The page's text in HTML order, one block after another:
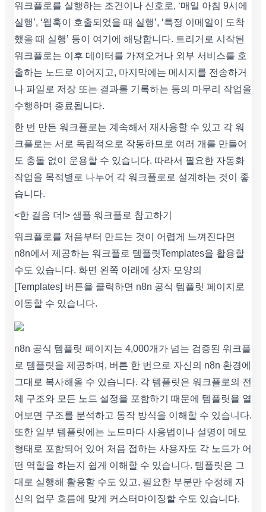
워크플로를 실행하는 조건이나 신호로, ‘매일 아침 9시에
실행’, ‘웹훅이 호출되었을 때 실행’, ‘특정 이메일이 도착
했을 때 실행’ 등이 여기에 해당합니다. 트리거로 시작된
워크플로는 이후 데이터를 가져오거나 외부 서비스를 호
출하는 노드로 이어지고, 마지막에는 메시지를 전송하거
나 파일로 저장 또는 결과를 기록하는 등의 마무리 작업을
수행하며 종료됩니다.
한 번 만든 워크플로는 계속해서 재사용할 수 있고 각 워
크플로는 서로 독립적으로 작동하므로 여러 개를 만들어
도 충돌 없이 운용할 수 있습니다. 따라서 필요한 자동화
작업을 목적별로 나누어 각 워크플로로 설계하는 것이 좋
습니다.
<한 걸음 더!> 샘플 워크플로 참고하기
워크플로를 처음부터 만드는 것이 어렵게 느껴진다면
n8n에서 제공하는 워크플로 템플릿Templates을 활용할
수도 있습니다. 화면 왼쪽 아래에 상자 모양의
[Templates] 버튼을 클릭하면 n8n 공식 템플릿 페이지로
이동할 수 있습니다.
n8n 공식 템플릿 페이지는 4,000개가 넘는 검증된 워크플
로 템플릿을 제공하며, 버튼 한 번으로 자신의 n8n 환경에
그대로 복사해올 수 있습니다. 각 템플릿은 워크플로의 전
체 구조와 모든 노드 설정을 포함하기 때문에 템플릿을 열
어보면 구조를 분석하고 동작 방식을 이해할 수 있습니다.
또한 일부 템플릿에는 노드마다 사용법이나 설명이 메모
형태로 포함되어 있어 처음 접하는 사용자도 각 노드가 어
떤 역할을 하는지 쉽게 이해할 수 있습니다. 템플릿은 그
대로 실행해 활용할 수도 있고, 필요한 부분만 수정해 자
신의 업무 흐름에 맞게 커스터마이징할 수도 있습니다.